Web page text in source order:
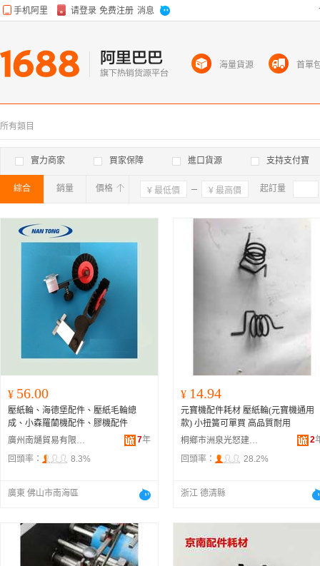
所有類目
實力商家 買家保障 進口貨源 支持支付寶
綜合 銷量 價格 確定 起訂量
¥ 56.00
壓紙輪、海德堡配件、壓紙毛輪總
成、小森羅蘭機配件、膠機配件
廣州南熥貿易有限公司
7年
回頭率：
8.3%
廣東 佛山市南海區
¥ 14.94
元寶機配件耗材 壓紙輪(元寶機通用
款) 小扭簧可單買 高品質耐用
桐鄉市洲泉光怒建材商行
2
回頭率：
28.2%
浙江 德清縣
海量貨源 首單